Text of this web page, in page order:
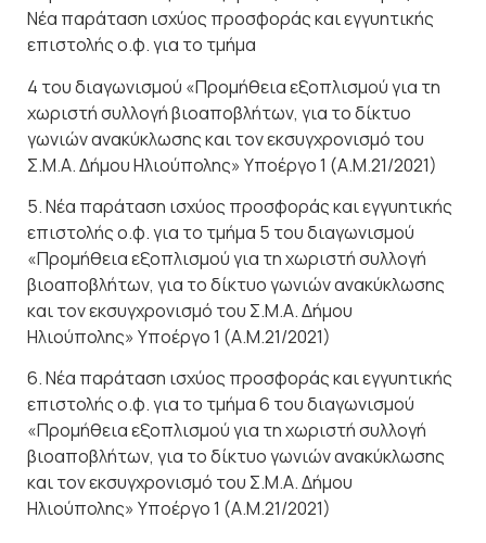
Νέα παράταση ισχύος προσφοράς και εγγυητικής
επιστολής ο.φ. για το τμήμα
4 του διαγωνισμού «Προμήθεια εξοπλισμού για τη
χωριστή συλλογή βιοαποβλήτων, για το δίκτυο
γωνιών ανακύκλωσης και τον εκσυγχρονισμό του
Σ.Μ.Α. Δήμου Ηλιούπολης» Υποέργο 1 (Α.Μ.21/2021)
5. Νέα παράταση ισχύος προσφοράς και εγγυητικής
επιστολής ο.φ. για το τμήμα 5 του διαγωνισμού
«Προμήθεια εξοπλισμού για τη χωριστή συλλογή
βιοαποβλήτων, για το δίκτυο γωνιών ανακύκλωσης
και τον εκσυγχρονισμό του Σ.Μ.Α. Δήμου
Ηλιούπολης» Υποέργο 1 (Α.Μ.21/2021)
6. Νέα παράταση ισχύος προσφοράς και εγγυητικής
επιστολής ο.φ. για το τμήμα 6 του διαγωνισμού
«Προμήθεια εξοπλισμού για τη χωριστή συλλογή
βιοαποβλήτων, για το δίκτυο γωνιών ανακύκλωσης
και τον εκσυγχρονισμό του Σ.Μ.Α. Δήμου
Ηλιούπολης» Υποέργο 1 (Α.Μ.21/2021)